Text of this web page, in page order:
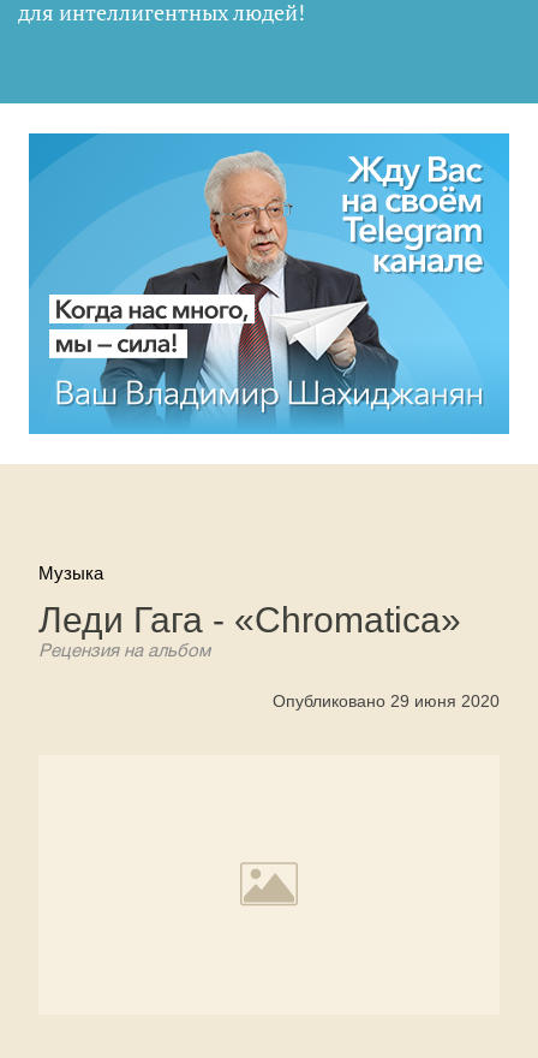
для интеллигентных людей!
Музыка
Леди Гага - «Chromatica»
Рецензия на альбом
Опубликовано 29 июня 2020